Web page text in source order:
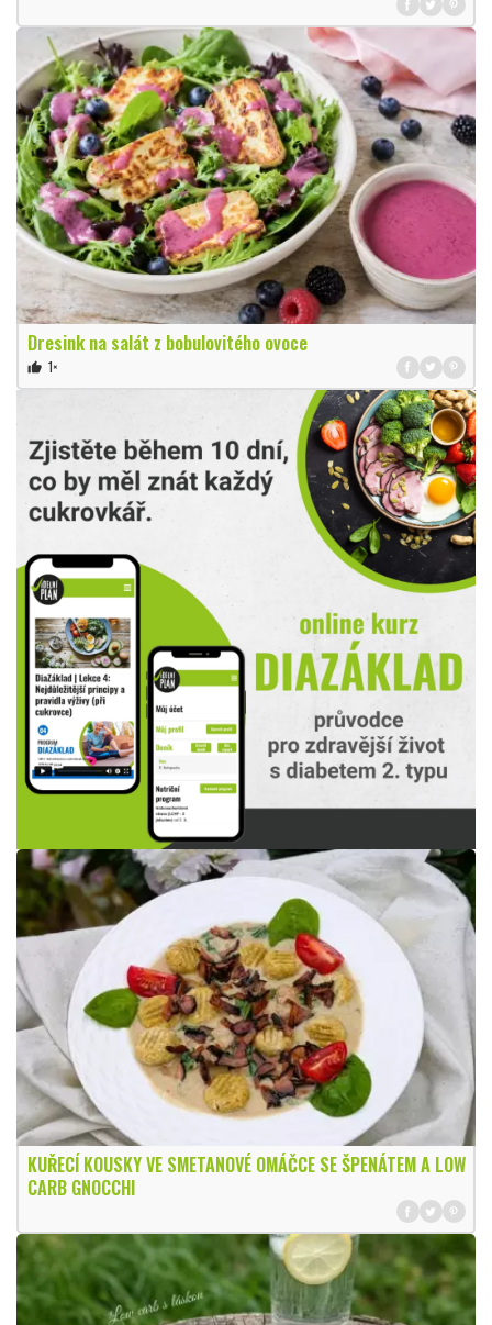
Dresink na salát z bobulovitého ovoce
thumb_up 1×
KUŘECÍ KOUSKY VE SMETANOVÉ OMÁČCE SE ŠPENÁTEM A LOW
CARB GNOCCHI